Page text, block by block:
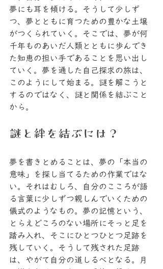
夢にも耳を傾ける。そうして少しず
つ、夢とともに育つための豊かな土壌
がつくられていく。そこでは、夢が何
千年ものあいだ人類とともに歩んでき
た知恵の担い手であることを思い出し
ていく。夢を通した自己探求の旅は、
このようにして始まる。謎を解こうと
するのではなく、謎と関係を結ぶこと
から。
謎と絆を結ぶには？
夢を書きとめることは、夢の「本当の
意味」を探し当てるための作業ではな
い。それはむしろ、自分のこころが語
る言葉に少しずつ親しんでいくための
儀式のようなもの。夢の記憶という、
とらえどころのない場所にそっと足を
踏み入れ、そこにひとつひとつ足跡を
残していく。そうして残された足跡
は、やがて自分の道しるべとなる。月